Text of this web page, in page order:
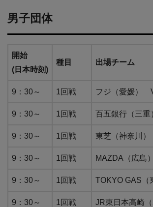
男子団体
開始
(日本時刻)
種目 出場チーム
9：30～ 1回戦 フジ（愛媛）
9：30～ 1回戦 百五銀行（三
9：30～ 1回戦 東芝（神奈川
9：30～ 1回戦 MAZDA（広
9：30～ 1回戦 TOKYO GAS
9：30～ 1回戦 JR東日本高崎